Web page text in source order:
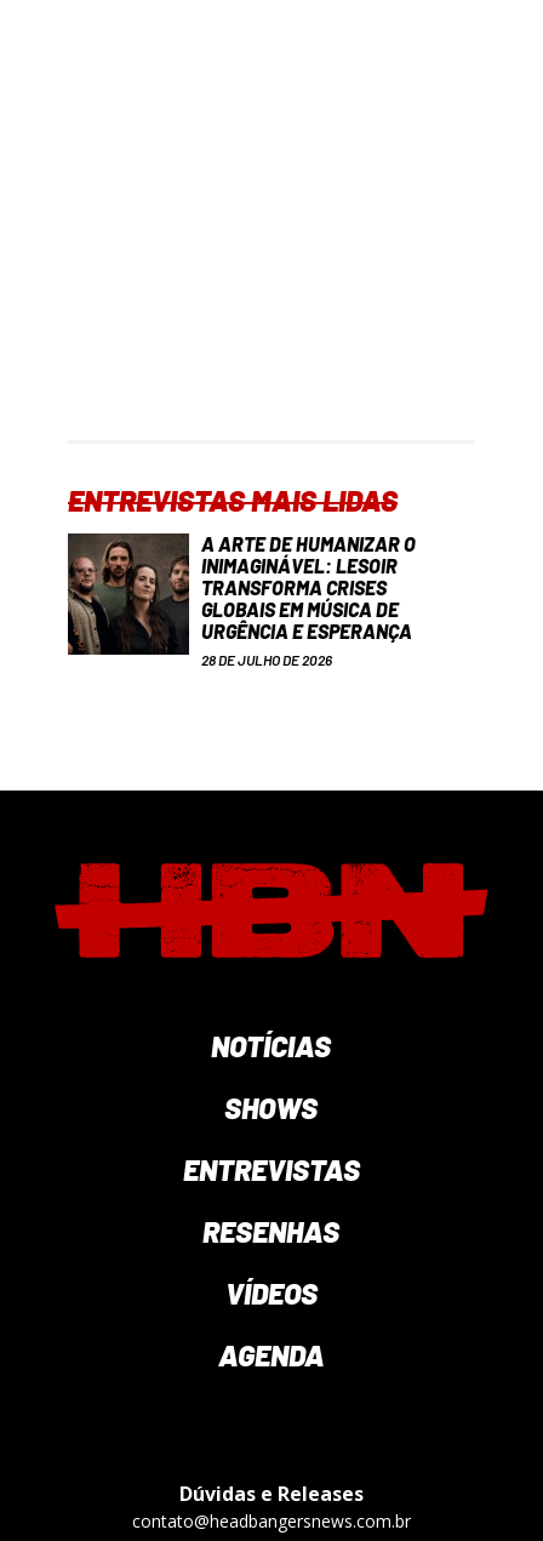
ENTREVISTAS MAIS LIDAS
A ARTE DE HUMANIZAR O
INIMAGINÁVEL: LESOIR
TRANSFORMA CRISES
GLOBAIS EM MÚSICA DE
URGÊNCIA E ESPERANÇA
28 DE JULHO DE 2026
NOTÍCIAS
SHOWS
ENTREVISTAS
RESENHAS
VÍDEOS
AGENDA
Dúvidas e Releases
contato@headbangersnews.com.br